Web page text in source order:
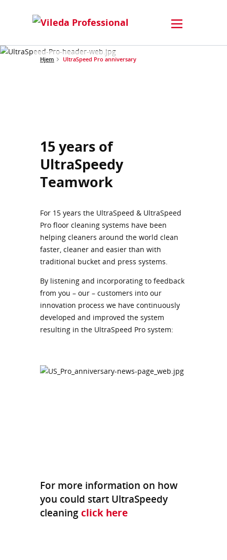
Hjem UltraSpeed Pro anniversary
15 years of
UltraSpeedy
Teamwork
For 15 years the UltraSpeed & UltraSpeed
Pro floor cleaning systems have been
helping cleaners around the world clean
faster, cleaner and easier than with
traditional bucket and press systems.
By listening and incorporating to feedback
from you – our – customers into our
innovation process we have continuously
developed and improved the system
resulting in the UltraSpeed Pro system:
For more information on how
you could start UltraSpeedy
cleaningclick here